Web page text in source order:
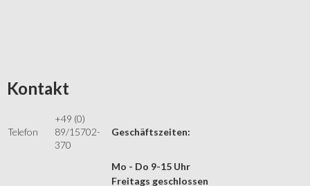
Kontakt
Telefon
+49 (0)
89/15702-
370
Geschäftszeiten:
Mo - Do 9-15 Uhr
Freitags geschlossen